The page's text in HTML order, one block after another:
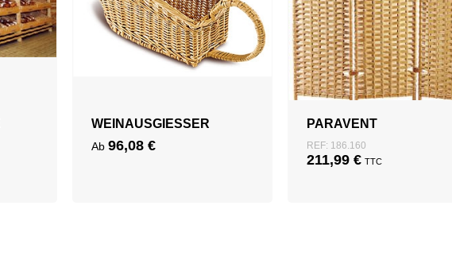
WEINAUSGIESSER
Ab96,08€
PARAVENT
REF: 186.160
211,99 € TTC